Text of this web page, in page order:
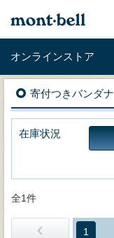
オンラインストア
寄付つきバンダナ
在庫状況
全1件
1